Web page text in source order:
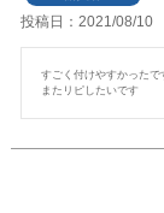
投稿日 2021/08/10
すごく付けやすかったで
またリピしたいです